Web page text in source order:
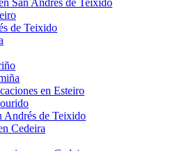
San Andrés de Teixido
de Teixido
en Esteiro
Andrés de Teixido
Cedeira